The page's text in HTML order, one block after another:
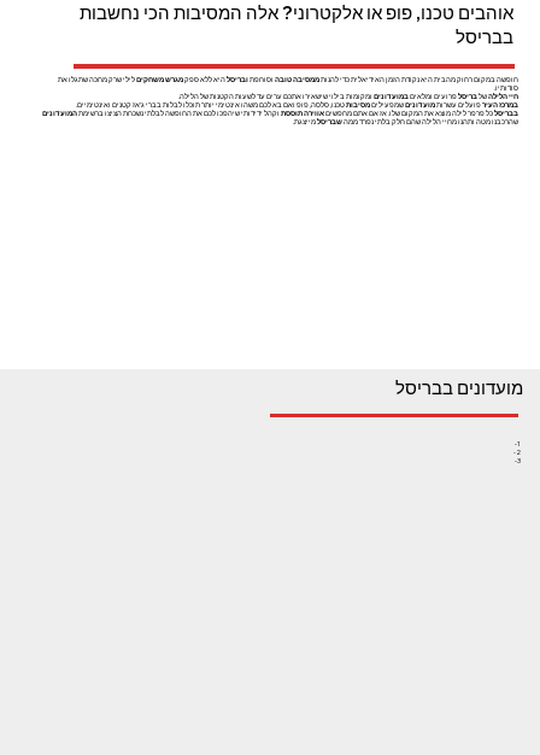
חופשה במקום רחוק מהבית היא נקודת הזמן האידיאלית כדי להנותממסיבה טובה וסוחפתובריסלהיא ללא ספקמגרש משחקיםלילי שרק מחכה שתגלו את
סודותיו.
חיי הלילהשלבריסלפרועים ומלאיםבמועדונים ומקומות בילוי שישאירו אתכם ערים עד לשעות הקטנות של הלילה.
במרכז העירפועלים עשרותמועדוניםשמפעיליםמסיבותטכנו, סלסה, פופ ואם בא לכם משהו אינטימי יותר תוכלו לבלות בברי ג'אז קטנים ואינטימיים.
בבריסלכל פרפר לילה מוצא את המקום שלו. אז אם אתם מחפשיםאווירה תוססת וקהל ידידותי שיהפכו לכם את החופשה לבלתי נשכחת הציצו ברשימתהמועדונים
שהרכבנו מטה ותהנו מחיי הלילה שהם חלק בלתי נפרד ממהשבריסלמייצגת.
אוהבים טכנו, פופ או אלקטרוני? אלה המסיבות הכי נחשבות
בבריסל
מועדונים בבריסל
1-
2-
3-